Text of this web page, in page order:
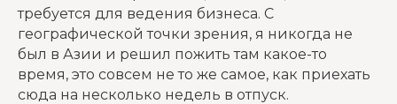
требуется для ведения бизнеса. С
географической точки зрения, я никогда не
был в Азии и решил пожить там какое-то
время, это совсем не то же самое, как приехать
сюда на несколько недель в отпуск.